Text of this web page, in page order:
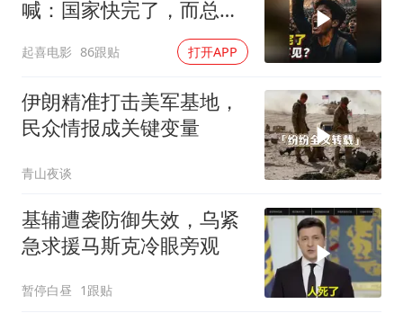
喊：国家快完了，而总统
起喜电影 86跟贴 打开APP
伊朗精准打击美军基地，
民众情报成关键变量
青山夜谈
基辅遭袭防御失效，乌紧
急求援马斯克冷眼旁观
暂停白昼 1跟贴